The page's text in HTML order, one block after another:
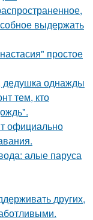
выдержать
простое
дедушка однажды
тем, кто
официально
алые паруса
других,